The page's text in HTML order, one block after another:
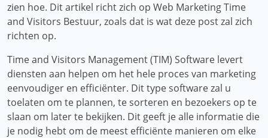
zien hoe. Dit artikel richt zich op Web Marketing Time
and Visitors Bestuur, zoals dat is wat deze post zal zich
richten op.
Time and Visitors Management (TIM) Software levert
diensten aan helpen om het hele proces van marketing
eenvoudiger en efficiënter. Dit type software zal u
toelaten om te plannen, te sorteren en bezoekers op te
slaan om later te bekijken. Dit geeft je alle informatie die
je nodig hebt om de meest efficiënte manieren om elke